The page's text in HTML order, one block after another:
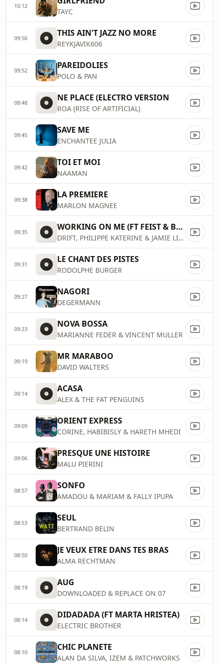
10:12
TAYC
09:56 THIS AIN'T JAZZ NO MORE
REYKJAVIK606
09:52 PAREIDOLIES
POLO & PAN
09:48 NE PLACE (ELECTRO VERSION
ROA (RISE OF ARTIFICIAL)
09:45 SAVE ME
ENCHANTEE JULIA
09:42 TOI ET MOI
NAAMAN
09:38 LA PREMIERE
MARLON MAGNEE
09:35 WORKING ON ME (FT FEIST & BENNY SINGS)
DRIFT, PHILIPPE KATERINE & JAMIE LIDELL
09:31 LE CHANT DES PISTES
RODOLPHE BURGER
09:27 NAGORI
DEGERMANN
09:23 NOVA BOSSA
MARIANNE FEDER & VINCENT MULLER
09:19 MR MARABOO
DAVID WALTERS
09:14 ACASA
ALEX & THE FAT PENGUINS
09:09 ORIENT EXPRESS
CORINE, HABIBISLY & HARETH MHEDI
09:06 PRESQUE UNE HISTOIRE
MALU PIERINI
08:57 SONFO
AMADOU & MARIAM & FALLY IPUPA
08:53 SEUL
BERTRAND BELIN
08:50 JE VEUX ETRE DANS TES BRAS
ALMA RECHTMAN
08:19 AUG
DOWNLOADED & REPLACE ON 07
08:14 DIDADADA (FT MARTA HRISTEA)
ELECTRIC BROTHER
08:10 CHIC PLANETE
ALAN DA SILVA, IZEM & PATCHWORKS